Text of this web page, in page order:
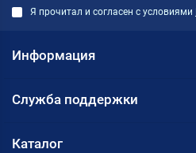
Я прочитал и согласен с условиями
Информация
Служба поддержки
Каталог